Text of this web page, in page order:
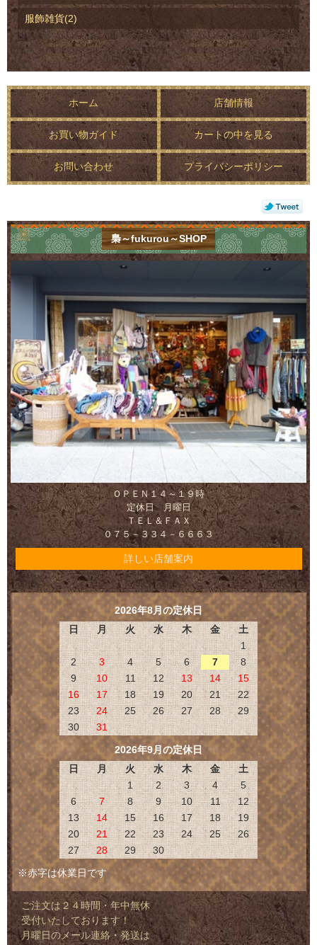
服飾雑貨(2)
ホーム 店舗情報
お買い物ガイド カートの中を見る
お問い合わせ プライバシーポリシー
梟～fukurou～SHOP
ＯＰＥＮ１４～１９時
定休日 月曜日
ＴＥＬ＆ＦＡＸ
０７５－３３４－６６６３
詳しい店舗案内
2026年8月の定休日
日
月 火 水 木 金
土
1
2
3 4 5 6 7
8
9
10 11 12 13 14
15
16
17 18 19 20 21
22
23
24 25 26 27 28
29
30
31
2026年9月の定休日
日
月 火 水 木 金
土
1
2 3 4
5
6
7 8 9 10 11
12
13
14 15 16 17 18
19
20
21 22 23 24 25
26
27
28 29
30
※赤字は休業日です
ご注文は２４時間・年中無休
受付いたしております！
月曜日のメール連絡・発送は